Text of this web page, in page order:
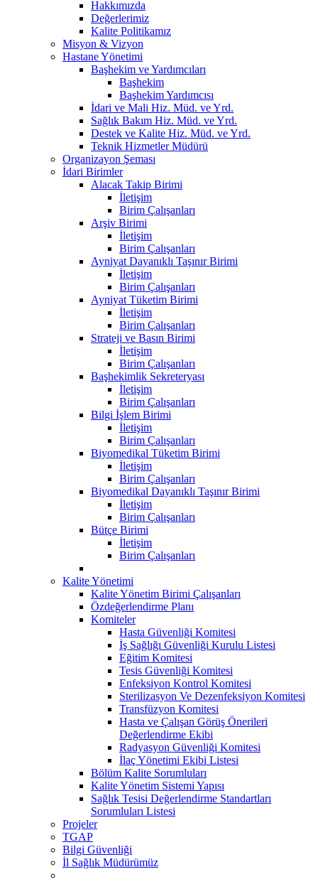
Hakkımızda
Değerlerimiz
Kalite Politikamız
Misyon & Vizyon
Hastane Yönetimi
Başhekim ve Yardımcıları
Başhekim
Başhekim Yardımcısı
İdari ve Mali Hiz. Müd. ve Yrd.
Sağlık Bakım Hiz. Müd. ve Yrd.
Destek ve Kalite Hiz. Müd. ve Yrd.
Teknik Hizmetler Müdürü
Organizayon Şeması
İdari Birimler
Alacak Takip Birimi
İletişim
Birim Çalışanları
Arşiv Birimi
İletişim
Birim Çalışanları
Ayniyat Dayanıklı Taşınır Birimi
İletişim
Birim Çalışanları
Ayniyat Tüketim Birimi
İletişim
Birim Çalışanları
Strateji ve Basın Birimi
İletişim
Birim Çalışanları
Başhekimlik Sekreteryası
İletişim
Birim Çalışanları
Bilgi İşlem Birimi
İletişim
Birim Çalışanları
Biyomedikal Tüketim Birimi
İletişim
Birim Çalışanları
Biyomedikal Dayanıklı Taşınır Birimi
İletişim
Birim Çalışanları
Bütçe Birimi
İletişim
Birim Çalışanları
Kalite Yönetimi
Kalite Yönetim Birimi Çalışanları
Özdeğerlendirme Planı
Komiteler
Hasta Güvenliği Komitesi
İş Sağlığı Güvenliği Kurulu Listesi
Eğitim Komitesi
Tesis Güvenliği Komitesi
Enfeksiyon Kontrol Komitesi
Sterilizasyon Ve Dezenfeksiyon Komitesi
Transfüzyon Komitesi
Hasta ve Çalışan Görüş Önerileri
Değerlendirme Ekibi
Radyasyon Güvenliği Komitesi
İlaç Yönetimi Ekibi Listesi
Bölüm Kalite Sorumluları
Kalite Yönetim Sistemi Yapısı
Sağlık Tesisi Değerlendirme Standartları
Sorumluları Listesi
Projeler
TGAP
Bilgi Güvenliği
İl Sağlık Müdürümüz